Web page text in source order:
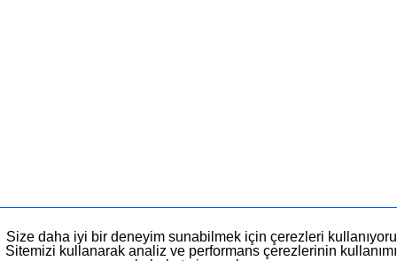
Size daha iyi bir deneyim sunabilmek için çerezleri
Sitemizi kullanarak analiz ve performans çerezlerinin